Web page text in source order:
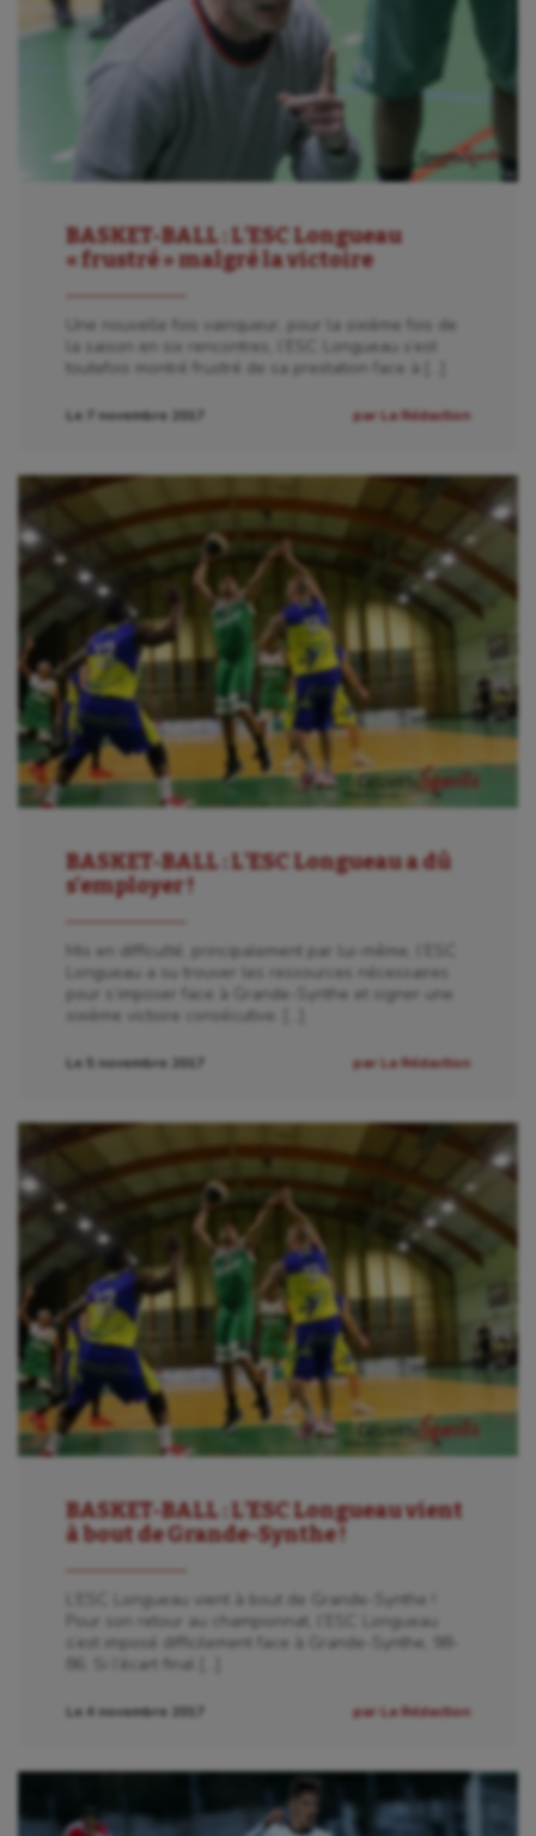
BASKET-BALL : L’ESC Longueau
« frustré » malgré la victoire
Une nouvelle fois vainqueur, pour la sixième fois de
la saison en six rencontres, l’ESC Longueau s’est
toutefois montré frustré de sa prestation face à […]
Le 7 novembre 2017 par La Rédaction
BASKET-BALL : L’ESC Longueau a dû
s’employer !
Mis en difficulté, principalement par lui-même, l’ESC
Longueau a su trouver les ressources nécessaires
pour s’imposer face à Grande-Synthe et signer une
sixième victoire consécutive. […]
Le 5 novembre 2017 par La Rédaction
BASKET-BALL : L’ESC Longueau vient
à bout de Grande-Synthe !
L’ESC Longueau vient à bout de Grande-Synthe !
Pour son retour au championnat, l’ESC Longueau
s’est imposé difficilement face à Grande-Synthe, 98-
86. Si l’écart final […]
Le 4 novembre 2017 par La Rédaction